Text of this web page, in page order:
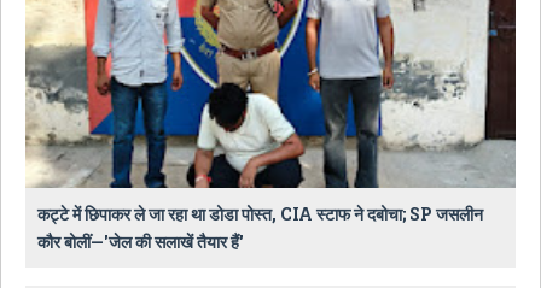
कट्टे में छिपाकर ले जा रहा था डोडा पोस्त, CIA स्टाफ ने दबोचा; SP जसलीन
कौर बोलीं—'जेल की सलाखें तैयार हैं'